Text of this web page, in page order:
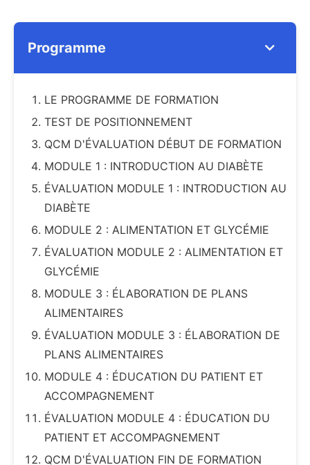
Programme
LE PROGRAMME DE FORMATION
TEST DE POSITIONNEMENT
QCM D'ÉVALUATION DÉBUT DE FORMATION
MODULE 1 : INTRODUCTION AU DIABÈTE
ÉVALUATION MODULE 1 : INTRODUCTION AU
DIABÈTE
MODULE 2 : ALIMENTATION ET GLYCÉMIE
ÉVALUATION MODULE 2 : ALIMENTATION ET
GLYCÉMIE
MODULE 3 : ÉLABORATION DE PLANS
ALIMENTAIRES
ÉVALUATION MODULE 3 : ÉLABORATION DE
PLANS ALIMENTAIRES
MODULE 4 : ÉDUCATION DU PATIENT ET
ACCOMPAGNEMENT
ÉVALUATION MODULE 4 : ÉDUCATION DU
PATIENT ET ACCOMPAGNEMENT
QCM D'ÉVALUATION FIN DE FORMATION